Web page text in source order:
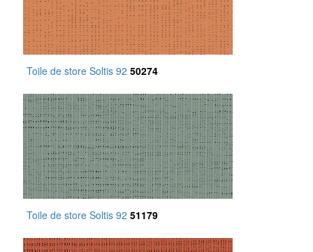
Toile de store Soltis 92 50274
Toile de store Soltis 92 51179